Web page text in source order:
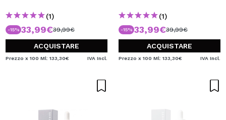
(1)
-15% 33,99€39,99€
ACQUISTARE
Prezzo x 100 Ml: 133,30€ IVA Incl.
(1)
-15% 33,99€39,99€
ACQUISTARE
Prezzo x 100 Ml: 133,30€ IVA Incl.